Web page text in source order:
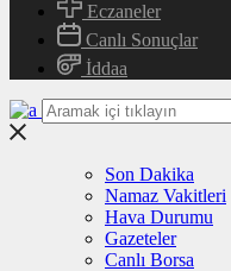
Eczaneler
Canlı Sonuçlar
İddaa
Son Dakika
Namaz Vakitleri
Hava Durumu
Gazeteler
Canlı Borsa